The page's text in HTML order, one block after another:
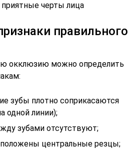
черты лица
правильного
окклюзию можно определить
зубы плотно соприкасаются
одной линии);
зубами отсутствуют;
центральные резцы;